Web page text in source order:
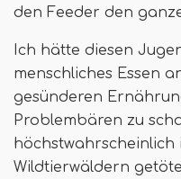
den Feeder den
Ich hätte diesen
menschliches Essen
gesünderen
Problembären zu
höchstwahrscheinlich
Wildtierwäldern